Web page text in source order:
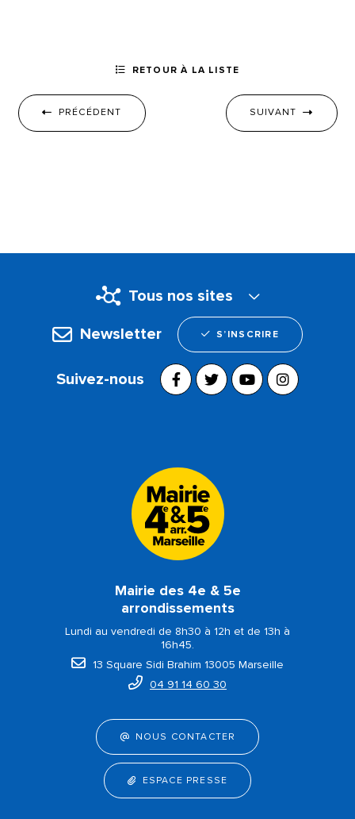
PRÉCÉDENT
RETOUR À LA LISTE
SUIVANT
Tous nos sites
Newsletter S’INSCRIRE
Suivez-nous
Mairie des 4e & 5e
arrondissements
Lundi au vendredi de 8h30 à 12h et de 13h à
16h45.
13 Square Sidi Brahim 13005 Marseille
04 91 14 60 30
NOUS CONTACTER
ESPACE PRESSE